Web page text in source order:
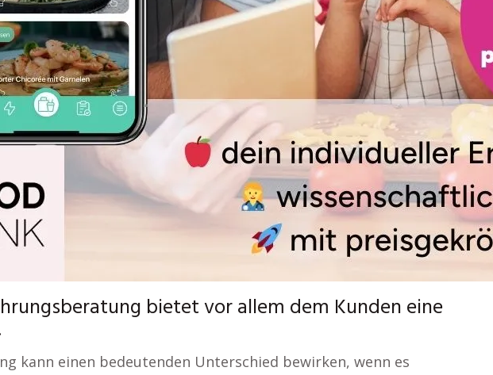
bietet vor allem dem Kunden eine
kann einen bedeutenden Unterschied bewirken, wenn es